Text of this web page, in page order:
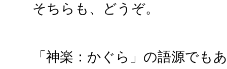
そちらも、どうぞ。
「神楽：かぐら」の語源でも